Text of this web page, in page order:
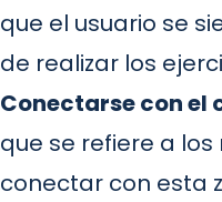
que el usuario se
de realizar los
Conectarse con el
que se refiere a
conectar con esta